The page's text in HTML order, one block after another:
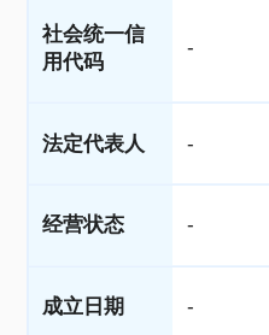
社会统一信
用代码
-
法定代表人 -
经营状态 -
成立日期 -